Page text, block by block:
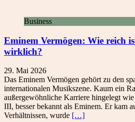
Business
Eminem Vermögen: Wie reich
wirklich?
29. Mai 2026
Das Eminem Vermögen gehört zu den
internationalen Musikszene. Kaum ein
außergewöhnliche Karriere hingelegt
III, besser bekannt als Eminem. Er kam
Verhältnissen, wurde […]